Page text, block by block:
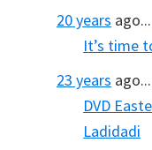
20 years ago...
It’s time
23 years ago...
DVD
Ladidadi